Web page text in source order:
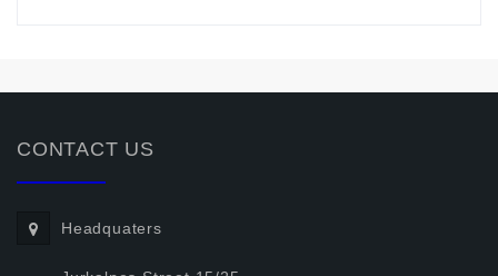
CONTACT US
Headquaters